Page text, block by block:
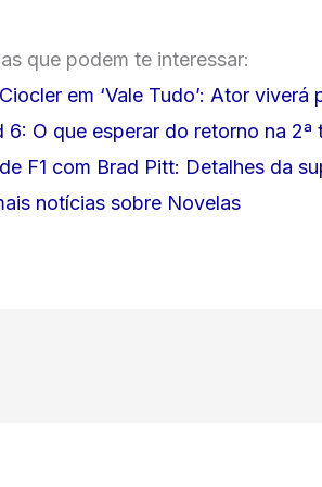
que podem te interessar:
em ‘Vale Tudo’: Ator
6: O que esperar do retorno na 2ª
F1 com Brad Pitt: Detalhes da
notícias sobre Novelas